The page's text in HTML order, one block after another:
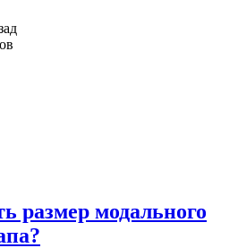
размер модального